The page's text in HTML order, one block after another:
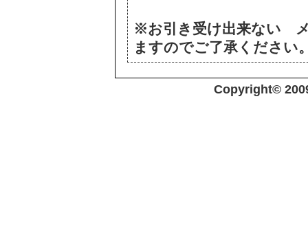
※お引き受け出来ない
ますのでご了承ください
Copyright©